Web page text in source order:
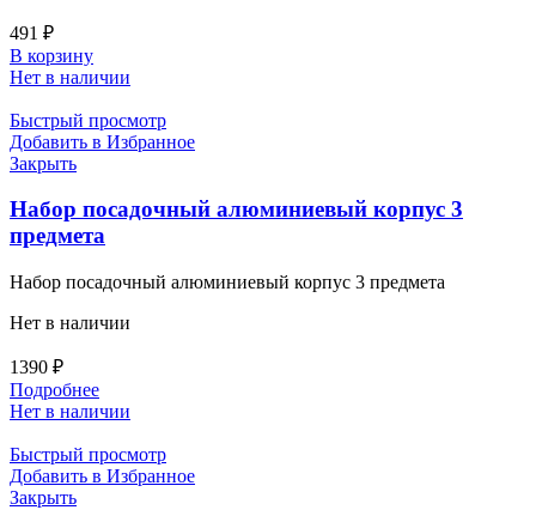
491 ₽
В корзину
Нет в наличии
Быстрый просмотр
Добавить в Избранное
Закрыть
Набор посадочный алюминиевый корпус 3
предмета
Набор посадочный алюминиевый корпус 3 предмета
Нет в наличии
1390 ₽
Подробнее
Нет в наличии
Быстрый просмотр
Добавить в Избранное
Закрыть